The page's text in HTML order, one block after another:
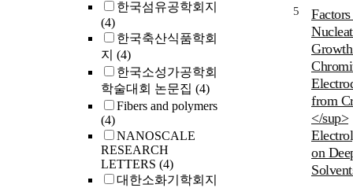
한국섬유공학회지
(4)
한국축산식품학회
지 (4)
한국소성가공학회
학술대회 논문집 (4)
Fibers and polymers
(4)
NANOSCALE
RESEARCH
LETTERS (4)
대한소화기학회지
5
from
</sup>
on